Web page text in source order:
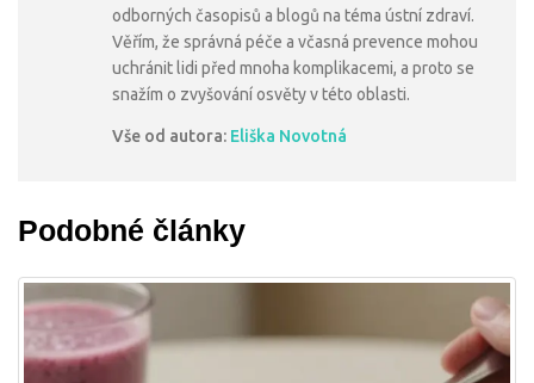
odborných časopisů a blogů na téma ústní zdraví.
Věřím, že správná péče a včasná prevence mohou
uchránit lidi před mnoha komplikacemi, a proto se
snažím o zvyšování osvěty v této oblasti.
Vše od autora: Eliška Novotná
Podobné články